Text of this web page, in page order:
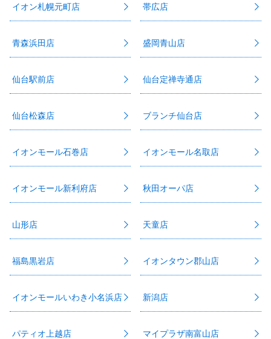
イオン札幌元町店 帯広店
青森浜田店 盛岡青山店
仙台駅前店 仙台定禅寺通店
仙台松森店 ブランチ仙台店
イオンモール石巻店 イオンモール名取店
イオンモール新利府店 秋田オーパ店
山形店 天童店
福島黒岩店 イオンタウン郡山店
イオンモールいわき小名浜店 新潟店
パティオ上越店 マイプラザ南富山店